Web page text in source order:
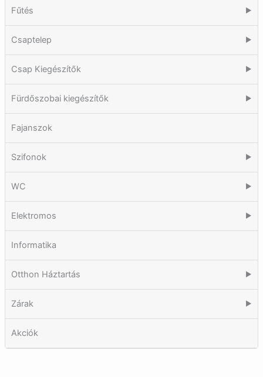
Fűtés ▶
Csaptelep ▶
Csap Kiegészítők ▶
Fürdőszobai kiegészítők ▶
Fajanszok
Szifonok ▶
WC ▶
Elektromos ▶
Informatika
Otthon Háztartás ▶
Zárak ▶
Akciók